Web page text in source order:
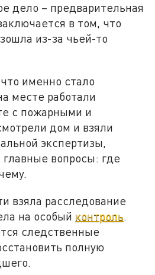
дело – предварительная
в том, что
из-за чьей-то
именно стало
месте работали
с пожарными и
дом и взяли
экспертизы,
главные вопросы: где
взяла расследование
на особый контроль.
следственные
полную